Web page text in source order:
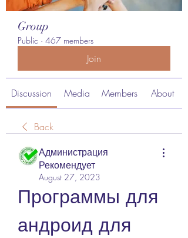
Group
Public · 467 members
Join
Discussion Media Members About
Back
Администрация
Рекомендует
August 27, 2023
Программы для
андроид для